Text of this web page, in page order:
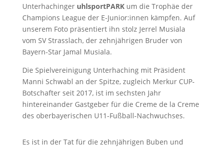
Unterhachinger uhlsportPARKum die Trophäe der
Champions League der E-Junior:innen kämpfen. Auf
unserem Foto präsentiert ihn stolz Jerrel Musiala
vom SV Strasslach, der zehnjährigen Bruder von
Bayern-Star Jamal Musiala.
Die Spielvereinigung Unterhaching mit Präsident
Manni Schwabl an der Spitze, zugleich Merkur CUP-
Botschafter seit 2017, ist im sechsten Jahr
hintereinander Gastgeber für die Creme de la Creme
des oberbayerischen U11-Fußball-Nachwuchses.
Es ist in der Tat für die zehnjährigen Buben und